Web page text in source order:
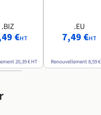
.BIZ
€HT
20,39 € HT
.EU
7,49 €HT
Renouvellement8,59 €